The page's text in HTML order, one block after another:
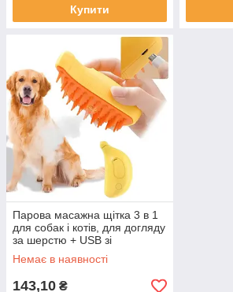
Купити
Парова масажна щітка 3 в 1
для собак і котів, для догляду
за шерстю + USB зі
зволоженням SBC-1
ЕКОБОКС
Немає в наявності
143,10 ₴